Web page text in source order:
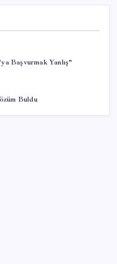
Başvurmak Yanlış”
Buldu